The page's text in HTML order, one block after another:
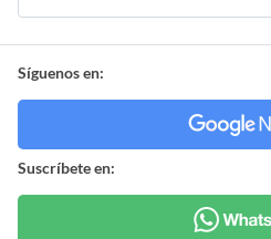
Síguenos en:
Suscríbete en: